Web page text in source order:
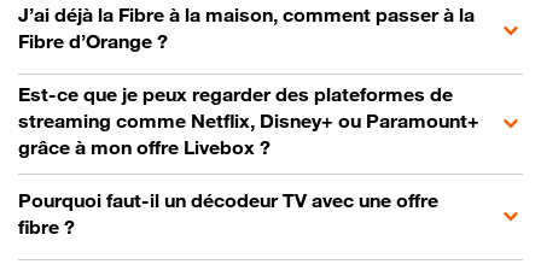
J’ai déjà la Fibre à la maison, comment passer à la
Fibre d’Orange ?
Est-ce que je peux regarder des plateformes de
streaming comme Netflix, Disney+ ou Paramount+
grâce à mon offre Livebox ?
Pourquoi faut-il un décodeur TV avec une offre
fibre ?